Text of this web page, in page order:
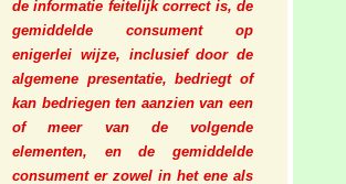
de informatie feitelijk correct is, de
gemiddelde consument op
enigerlei wijze, inclusief door de
algemene presentatie, bedriegt of
kan bedriegen ten aanzien van een
of meer van de volgende
elementen, en de gemiddelde
consument er zowel in het ene als